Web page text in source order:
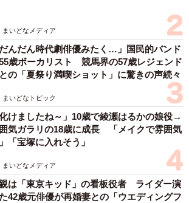
まいどなメディア
だんだん時代劇俳優みたく…」国民的バンド
歳ボーカリスト 競馬界の57歳レジェンド
の「夏祭り満喫ショット」に驚きの声続々
まいどなトピック
化けましたね～」10歳で綾瀬はるかの娘役→
気ガラリの18歳に成長 「メイクで雰囲気
「宝塚に入れそう」
まいどなメディア
は「東京キッド」の看板役者 ライダー演
42歳元俳優が再婚妻との「ウエディングフ